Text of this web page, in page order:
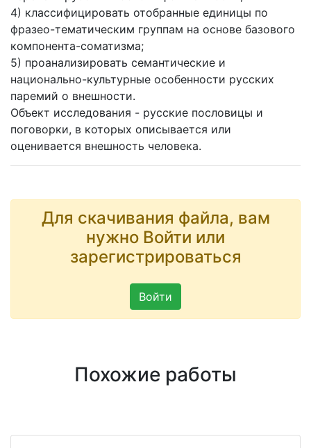
4) классифицировать отобранные единицы по
фразео-тематическим группам на основе базового
компонента-соматизма;
5) проанализировать семантические и
национально-культурные особенности русских
паремий о внешности.
Объект исследования - русские пословицы и
поговорки, в которых описывается или
оценивается внешность человека.
Для скачивания файла, вам
нужно Войти или
зарегистрироваться
Войти
Похожие работы